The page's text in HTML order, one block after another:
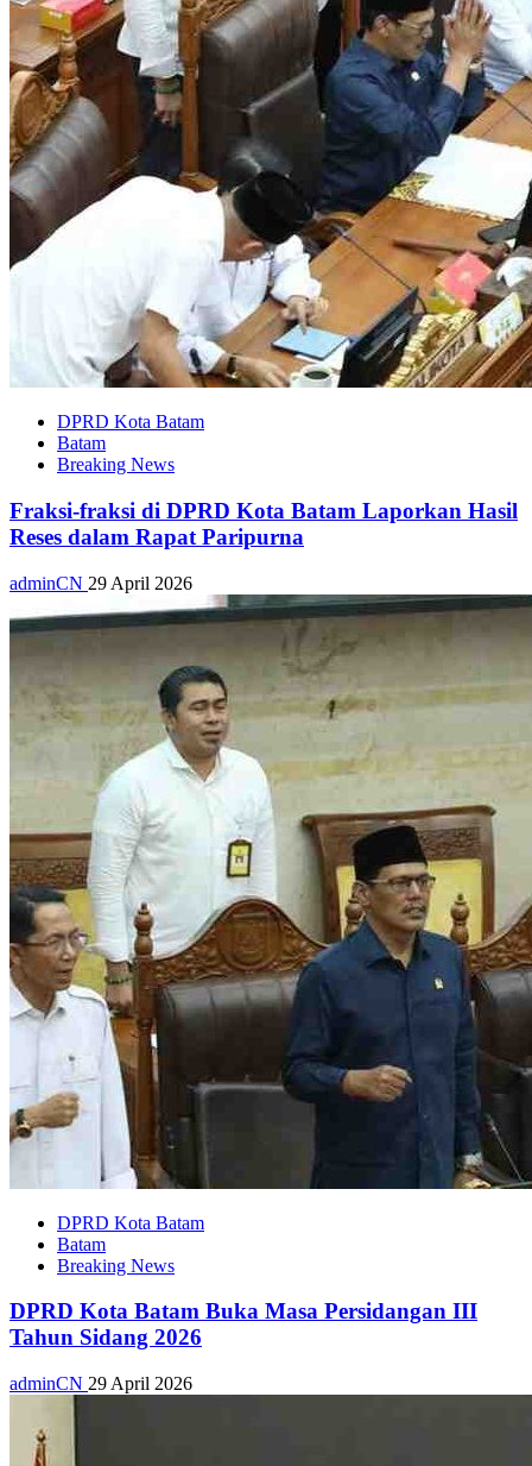
DPRD Kota Batam
Batam
Breaking News
Fraksi-fraksi di DPRD Kota Batam Laporkan Hasil
Reses dalam Rapat Paripurna
adminCN 29 April 2026
DPRD Kota Batam
Batam
Breaking News
DPRD Kota Batam Buka Masa Persidangan III
Tahun Sidang 2026
adminCN 29 April 2026